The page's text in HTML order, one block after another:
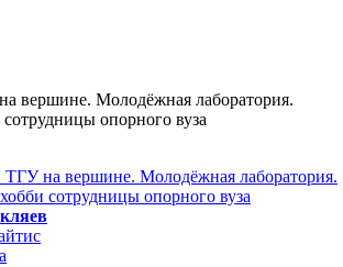
вершине. Молодёжная лаборатория.
опорного вуза
ТГУ на вершине. Молодёжная лаборатория.
сотрудницы опорного вуза